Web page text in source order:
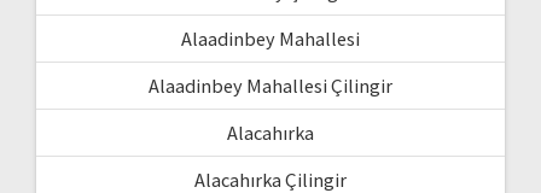
Alaadinbey Mahallesi
Alaadinbey Mahallesi Çilingir
Alacahırka
Alacahırka Çilingir